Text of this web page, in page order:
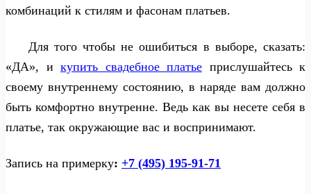
комбинаций к стилям и фасонам платьев.
Для того чтобы не ошибиться в выборе, сказать:
«ДА», и купить свадебное платье прислушайтесь к
своему внутреннему состоянию, в наряде вам должно
быть комфортно внутренне. Ведь как вы несете себя в
платье, так окружающие вас и воспринимают.
Запись на примерку: +7 (495) 195-91-71